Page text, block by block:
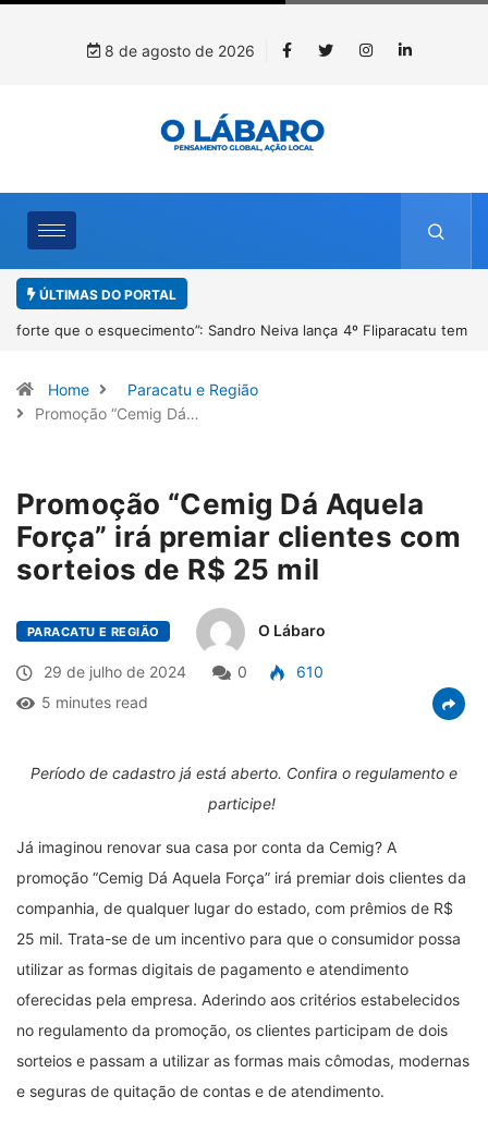
8 de agosto de 2026
ÚLTIMAS DO PORTAL
4º Fliparacatu tem inscrições abertas para o Prêmio de Redação e
Home
Paracatu e Região
Promoção “Cemig Dá…
Promoção “Cemig Dá Aquela
Força” irá premiar clientes com
sorteios de R$ 25 mil
PARACATU E REGIÃO O Lábaro
29 de julho de 2024 0
610
5 minutes read
Período de cadastro já está aberto. Confira o regulamento e
participe!
Já imaginou renovar sua casa por conta da Cemig? A
promoção “Cemig Dá Aquela Força” irá premiar dois clientes da
companhia, de qualquer lugar do estado, com prêmios de R$
25 mil. Trata-se de um incentivo para que o consumidor possa
utilizar as formas digitais de pagamento e atendimento
oferecidas pela empresa. Aderindo aos critérios estabelecidos
no regulamento da promoção, os clientes participam de dois
sorteios e passam a utilizar as formas mais cômodas, modernas
e seguras de quitação de contas e de atendimento.